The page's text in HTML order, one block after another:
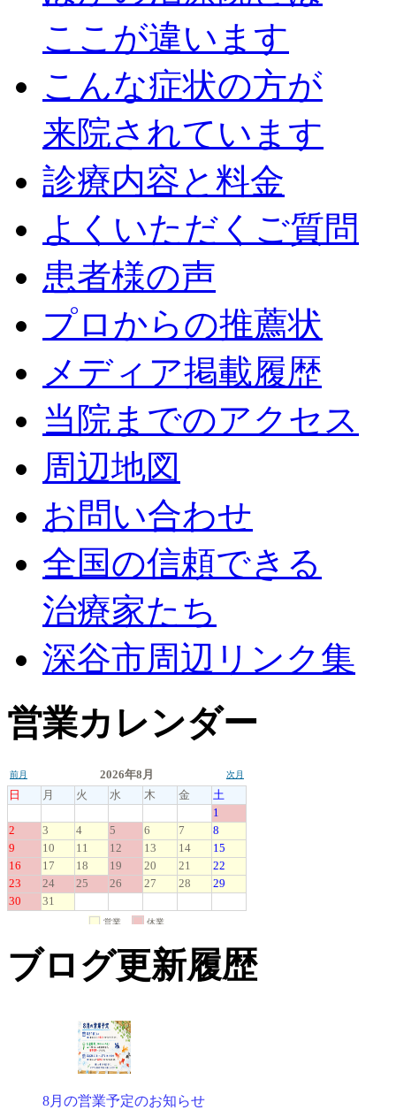
ここが違います
こんな症状の方が
来院されています
診療内容と料金
よくいただくご質問
患者様の声
プロからの推薦状
メディア掲載履歴
当院までのアクセス
周辺地図
お問い合わせ
全国の信頼できる
治療家たち
深谷市周辺リンク集
営業カレンダー
ブログ更新履歴
8月の営業予定のお知らせ